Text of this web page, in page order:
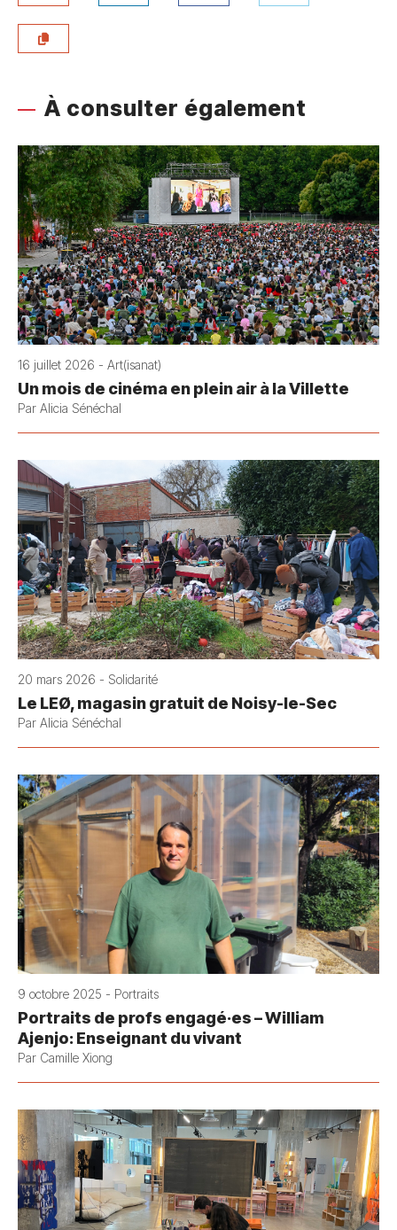
À consulter également
16 juillet 2026 - Art(isanat)
Un mois de cinéma en plein air à la Villette
Par Alicia Sénéchal
20 mars 2026 - Solidarité
Le LEØ, magasin gratuit de Noisy-le-Sec
Par Alicia Sénéchal
9 octobre 2025 - Portraits
Portraits de profs engagé·es – William
Ajenjo: Enseignant du vivant
Par Camille Xiong